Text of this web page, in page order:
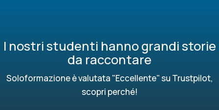
I nostri studenti hanno grandi storie
da raccontare
Soloformazione è valutata "Eccellente" su Trustpilot,
scopri perché!